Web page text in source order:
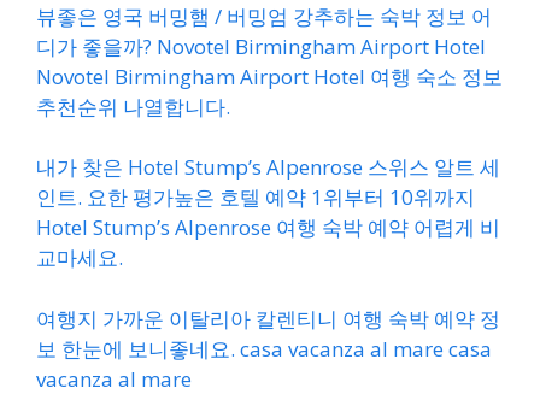
뷰좋은 영국 버밍햄 / 버밍엄 강추하는 숙박 정보 어
디가 좋을까? Novotel Birmingham Airport Hotel
Novotel Birmingham Airport Hotel 여행 숙소 정보
추천순위 나열합니다.
내가 찾은 Hotel Stump’s Alpenrose 스위스 알트 세
인트. 요한 평가높은 호텔 예약 1위부터 10위까지
Hotel Stump’s Alpenrose 여행 숙박 예약 어렵게 비
교마세요.
여행지 가까운 이탈리아 칼렌티니 여행 숙박 예약 정
보 한눈에 보니좋네요. casa vacanza al mare casa
vacanza al mare